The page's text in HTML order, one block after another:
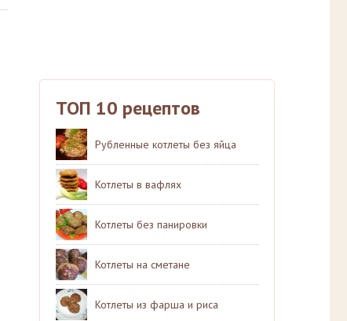
ТОП 10 рецептов
Рубленные котлеты без яйца
Котлеты в вафлях
Котлеты без панировки
Котлеты на сметане
Котлеты из фарша и риса